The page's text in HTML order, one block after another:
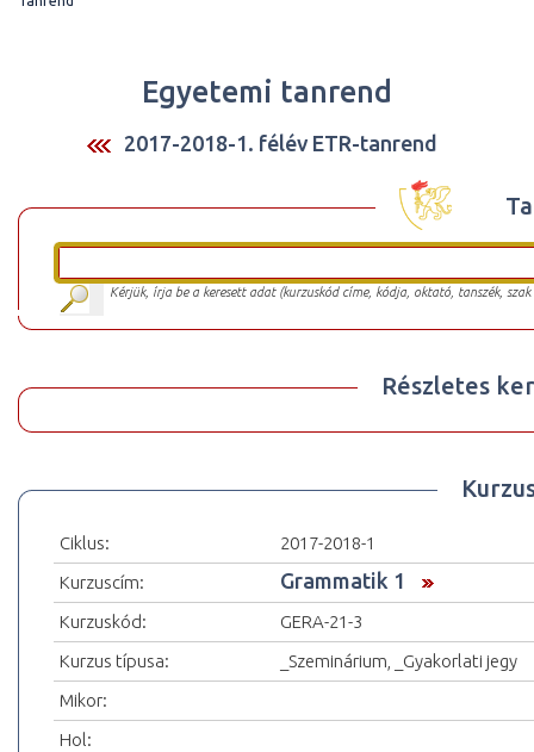
Egyetemi tanrend
2017-2018-1. félév ETR-tanrend
Kérjük, írja be a keresett adat (kurzuskód címe, kódja, oktató, tanszék,
Részletes
Ciklus:
2017-2018-1
Kurzuscím:
Grammatik 1
Kurzuskód:
GERA-21-3
Kurzus típusa:
_Szeminárium, _Gyakorlati jegy
Mikor:
Hol: